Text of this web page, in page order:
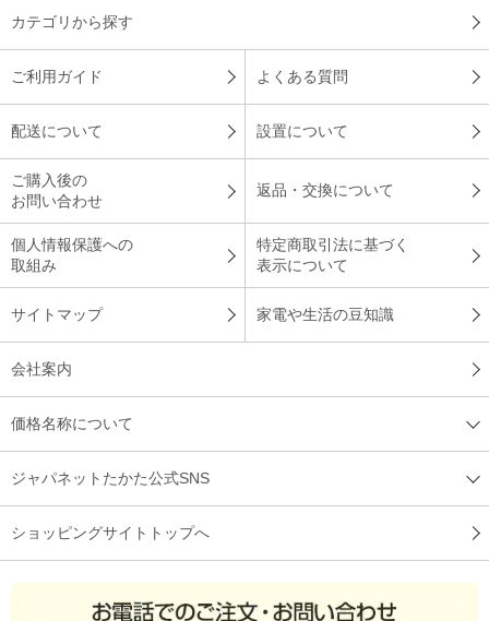
カテゴリから探す
ご利用ガイド よくある質問
配送について 設置について
ご購入後の
お問い合わせ
返品・交換について
個人情報保護への
取組み
特定商取引法に基づく
表示について
サイトマップ 家電や生活の豆知識
会社案内
価格名称について
ジャパネットたかた公式SNS
ショッピングサイトトップへ